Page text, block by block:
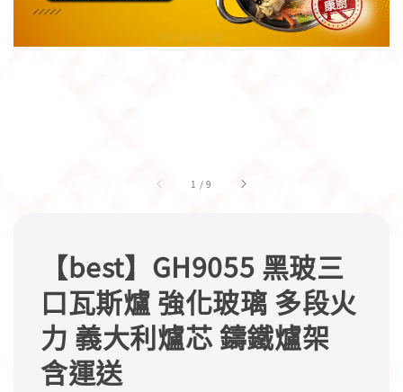
1 /9
【best】GH9055 黑玻三
口瓦斯爐 強化玻璃 多段火
力 義大利爐芯 鑄鐵爐架
含運送